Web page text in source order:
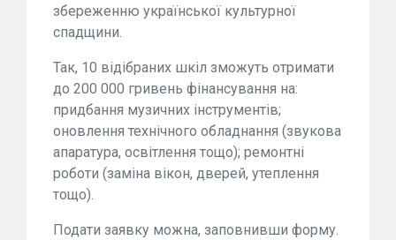
збереженню української культурної
спадщини.
Так, 10 відібраних шкіл зможуть отримати
до 200 000 гривень фінансування на:
придбання музичних інструментів;
оновлення технічного обладнання (звукова
апаратура, освітлення тощо); ремонтні
роботи (заміна вікон, дверей, утеплення
тощо).
Подати заявку можна, заповнивши форму.